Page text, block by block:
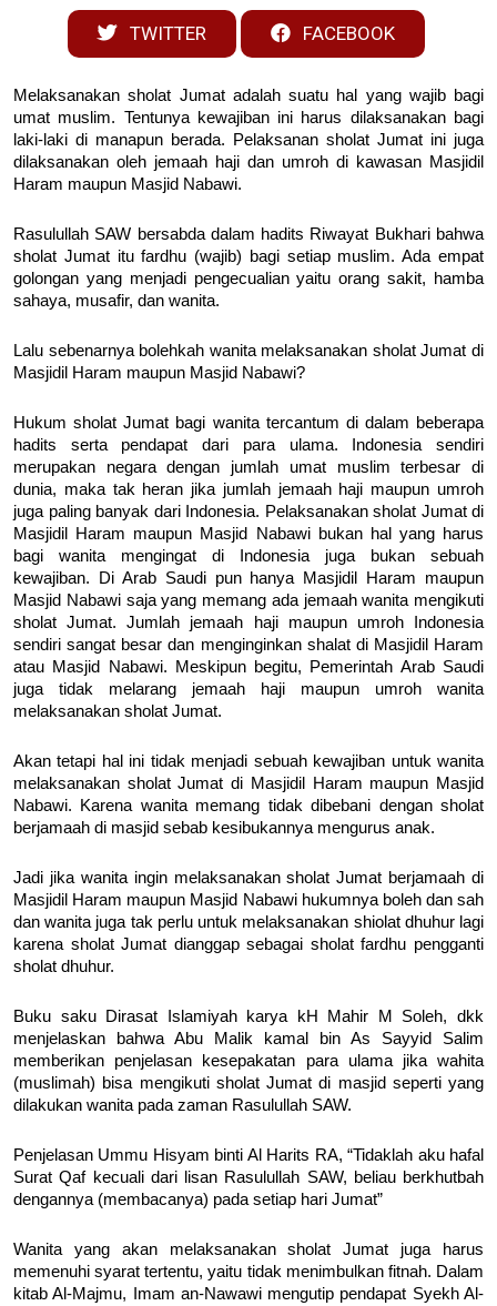
TWITTER FACEBOOK
Melaksanakan sholat Jumat adalah suatu hal yang wajib bagi
umat muslim. Tentunya kewajiban ini harus dilaksanakan bagi
laki-laki di manapun berada. Pelaksanan sholat Jumat ini juga
dilaksanakan oleh jemaah haji dan umroh di kawasan Masjidil
Haram maupun Masjid Nabawi.
Rasulullah SAW bersabda dalam hadits Riwayat Bukhari bahwa
sholat Jumat itu fardhu (wajib) bagi setiap muslim. Ada empat
golongan yang menjadi pengecualian yaitu orang sakit, hamba
sahaya, musafir, dan wanita.
Lalu sebenarnya bolehkah wanita melaksanakan sholat Jumat di
Masjidil Haram maupun Masjid Nabawi?
Hukum sholat Jumat bagi wanita tercantum di dalam beberapa
hadits serta pendapat dari para ulama. Indonesia sendiri
merupakan negara dengan jumlah umat muslim terbesar di
dunia, maka tak heran jika jumlah jemaah haji maupun umroh
juga paling banyak dari Indonesia. Pelaksanakan sholat Jumat di
Masjidil Haram maupun Masjid Nabawi bukan hal yang harus
bagi wanita mengingat di Indonesia juga bukan sebuah
kewajiban. Di Arab Saudi pun hanya Masjidil Haram maupun
Masjid Nabawi saja yang memang ada jemaah wanita mengikuti
sholat Jumat. Jumlah jemaah haji maupun umroh Indonesia
sendiri sangat besar dan menginginkan shalat di Masjidil Haram
atau Masjid Nabawi. Meskipun begitu, Pemerintah Arab Saudi
juga tidak melarang jemaah haji maupun umroh wanita
melaksanakan sholat Jumat.
Akan tetapi hal ini tidak menjadi sebuah kewajiban untuk wanita
melaksanakan sholat Jumat di Masjidil Haram maupun Masjid
Nabawi. Karena wanita memang tidak dibebani dengan sholat
berjamaah di masjid sebab kesibukannya mengurus anak.
Jadi jika wanita ingin melaksanakan sholat Jumat berjamaah di
Masjidil Haram maupun Masjid Nabawi hukumnya boleh dan sah
dan wanita juga tak perlu untuk melaksanakan shiolat dhuhur lagi
karena sholat Jumat dianggap sebagai sholat fardhu pengganti
sholat dhuhur.
Buku saku Dirasat Islamiyah karya kH Mahir M Soleh, dkk
menjelaskan bahwa Abu Malik kamal bin As Sayyid Salim
memberikan penjelasan kesepakatan para ulama jika wahita
(muslimah) bisa mengikuti sholat Jumat di masjid seperti yang
dilakukan wanita pada zaman Rasulullah SAW.
Penjelasan Ummu Hisyam binti Al Harits RA, “Tidaklah aku hafal
Surat Qaf kecuali dari lisan Rasulullah SAW, beliau berkhutbah
dengannya (membacanya) pada setiap hari Jumat”
Wanita yang akan melaksanakan sholat Jumat juga harus
memenuhi syarat tertentu, yaitu tidak menimbulkan fitnah. Dalam
kitab Al-Majmu, Imam an-Nawawi mengutip pendapat Syekh Al-